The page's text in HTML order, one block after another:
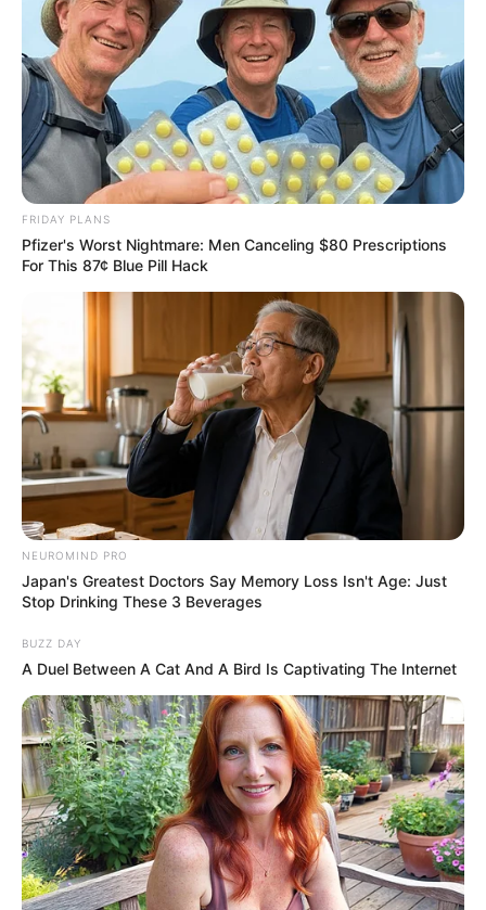
campanhas anticientíficas, atos de corrupção,
ilegalidades por notáveis autoridades, fraudes e
muito mais.
Why this ordinary drink is the secret to feeling
your best every day
CTA favorite
Who Will Be the Next James Bond? Here's What
We Know So Far
Brainberries
Are You The Same Alone And With Others? Find
Out
Brainberries